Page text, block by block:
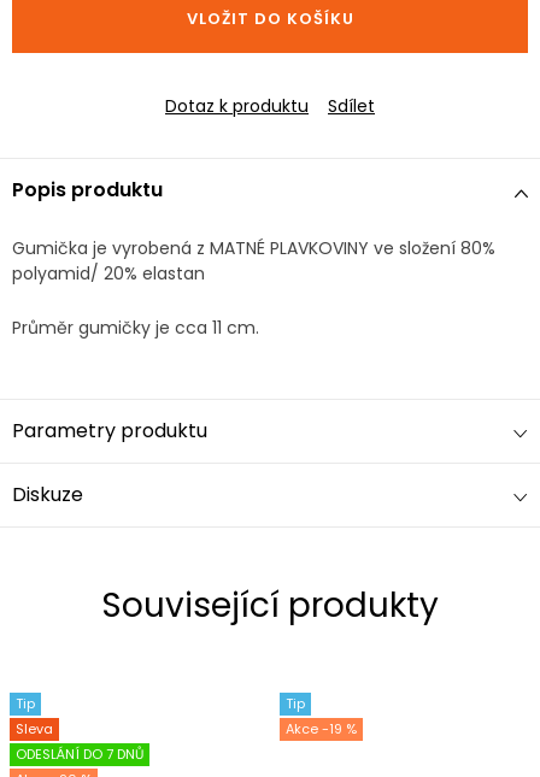
VLOŽIT DO KOŠÍKU
Dotaz k produktu Sdílet
Popis produktu
Gumička je vyrobená z MATNÉ PLAVKOVINY ve složení 80%
polyamid/ 20% elastan
Průměr gumičky je cca 11 cm.
Parametry produktu
Diskuze
Související produkty
Tip
Sleva
ODESLÁNÍ DO 7 DNŮ
Tip
-19 %